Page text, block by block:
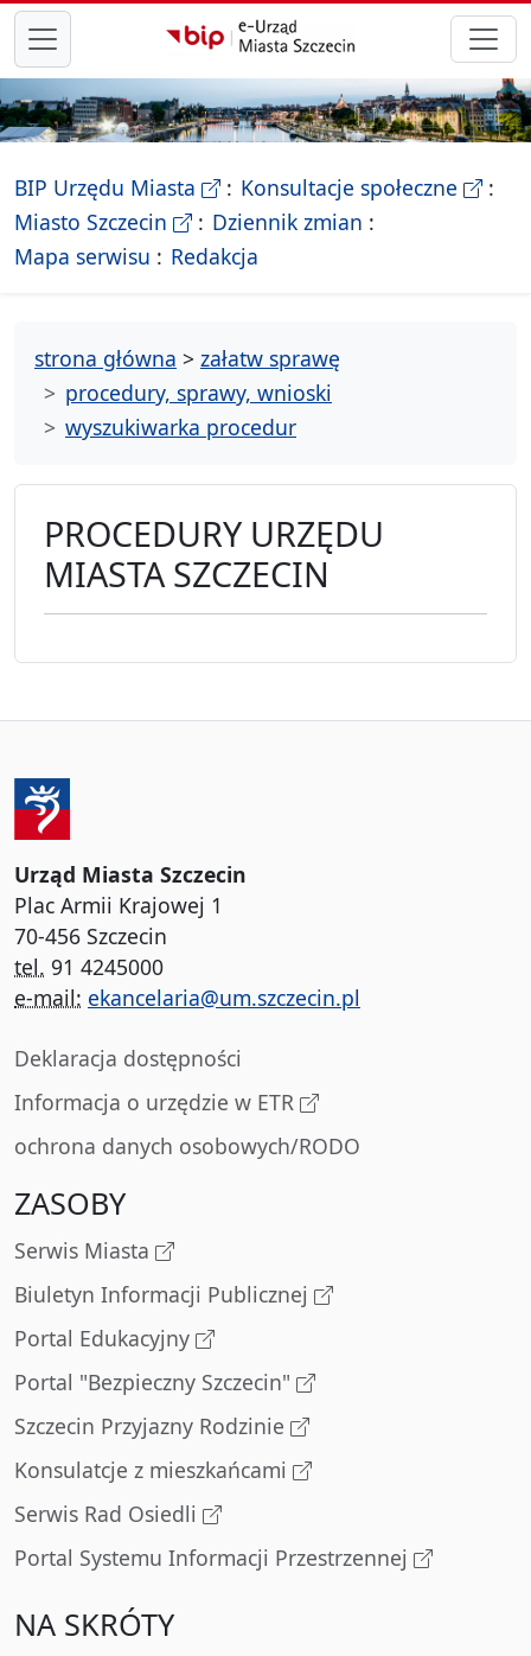
przejdź do głównego menu
BIP Urzędu Miasta - Biletyn Informacji Publicznej
Konsultacje społeczne-
Miasto Szczecin - Oficjalna strona Miasta Szczecin
Dziennik zmian
Mapa serwisu - drzewko rozdziałów
Redakcja
strona główna > załatw sprawę
procedury, sprawy, wnioski
wyszukiwarka procedur
PROCEDURY URZĘDU
MIASTA SZCZECIN
Urząd Miasta Szczecin
Plac Armii Krajowej 1
70-456 Szczecin
tel. 91 4245000
e-mail: ekancelaria@um.szczecin.pl
Deklaracja dostępności
Informacja o urzędzie w ETR
ochrona danych osobowych/RODO
ZASOBY
Serwis Miasta
Biuletyn Informacji Publicznej
Portal Edukacyjny
Portal "Bezpieczny Szczecin"
Szczecin Przyjazny Rodzinie
Konsulatcje z mieszkańcami
Serwis Rad Osiedli
Portal Systemu Informacji Przestrzennej
NA SKRÓTY